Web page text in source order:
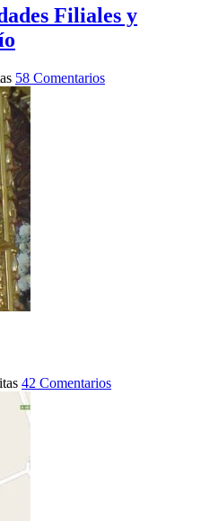
Filiales y
58 Comentarios
42 Comentarios